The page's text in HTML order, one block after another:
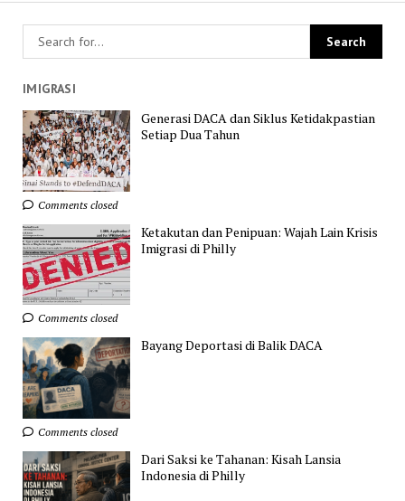
IMIGRASI
Generasi DACA dan Siklus Ketidakpastian
Setiap Dua Tahun
Comments closed
Ketakutan dan Penipuan: Wajah Lain Krisis
Imigrasi di Philly
Comments closed
Bayang Deportasi di Balik DACA
Comments closed
Dari Saksi ke Tahanan: Kisah Lansia
Indonesia di Philly